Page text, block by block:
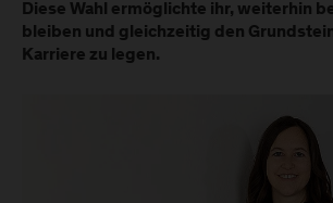
Diese Wahl ermöglichte ihr, weiterhin
bleiben und gleichzeitig den
Karriere zu legen.